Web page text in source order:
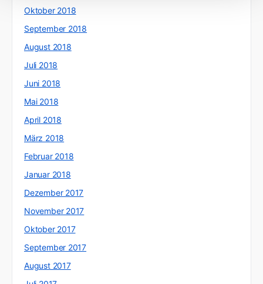
Oktober 2018
September 2018
August 2018
Juli 2018
Juni 2018
Mai 2018
April 2018
März 2018
Februar 2018
Januar 2018
Dezember 2017
November 2017
Oktober 2017
September 2017
August 2017